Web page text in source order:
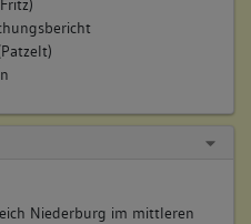
Niederburg im mittleren